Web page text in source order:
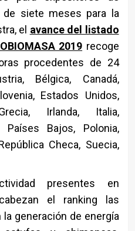
siete meses para la
el avance del listado
2019 recoge
procedentes de 24
Bélgica, Canadá,
Estados Unidos,
Irlanda, Italia,
Países Bajos, Polonia,
Checa, Suecia,
presentes en
el ranking las
generación de energía